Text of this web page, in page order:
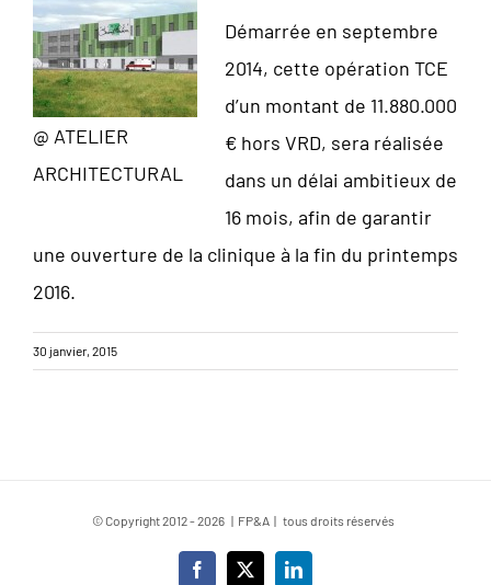
@ ATELIER
ARCHITECTURAL
Démarrée en septembre
2014, cette opération TCE
d’un montant de 11.880.000
€ hors VRD, sera réalisée
dans un délai ambitieux de
16 mois, afin de garantir
une ouverture de la clinique à la fin du printemps
2016.
30 janvier, 2015
© Copyright 2012 -2026 | FP&A | tous droits réservés
Facebook
X LinkedIn